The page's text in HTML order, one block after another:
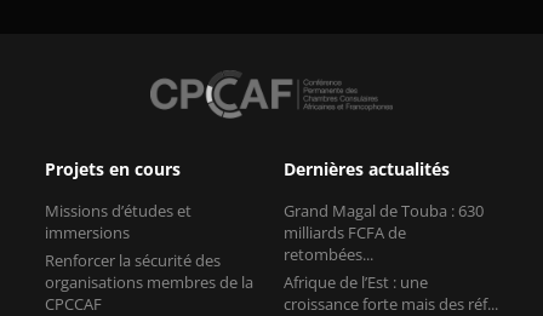
Projets en cours
Missions d’études et
immersions
Renforcer la sécurité des
organisations membres de la
CPCCAF
Dernières actualités
Grand Magal de Touba : 630
milliards FCFA de
retombées...
Afrique de l’Est : une
croissance forte mais des réf...